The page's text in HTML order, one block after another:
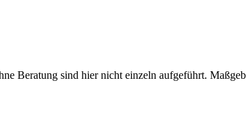
Beratung sind hier nicht einzeln aufgeführt.